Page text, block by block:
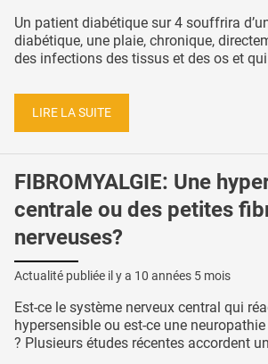
Un patient diabétique sur 4 souffrira
diabétique, une plaie, chronique,
des infections des tissus et des os et qui
LIRE LA SUITE
FIBROMYALGIE: Une
centrale ou des petites
nerveuses?
Actualité publiée il y a 10 années 5 mois
Est-ce le système nerveux central qui
hypersensible ou est-ce une
? Plusieurs études récentes accordent